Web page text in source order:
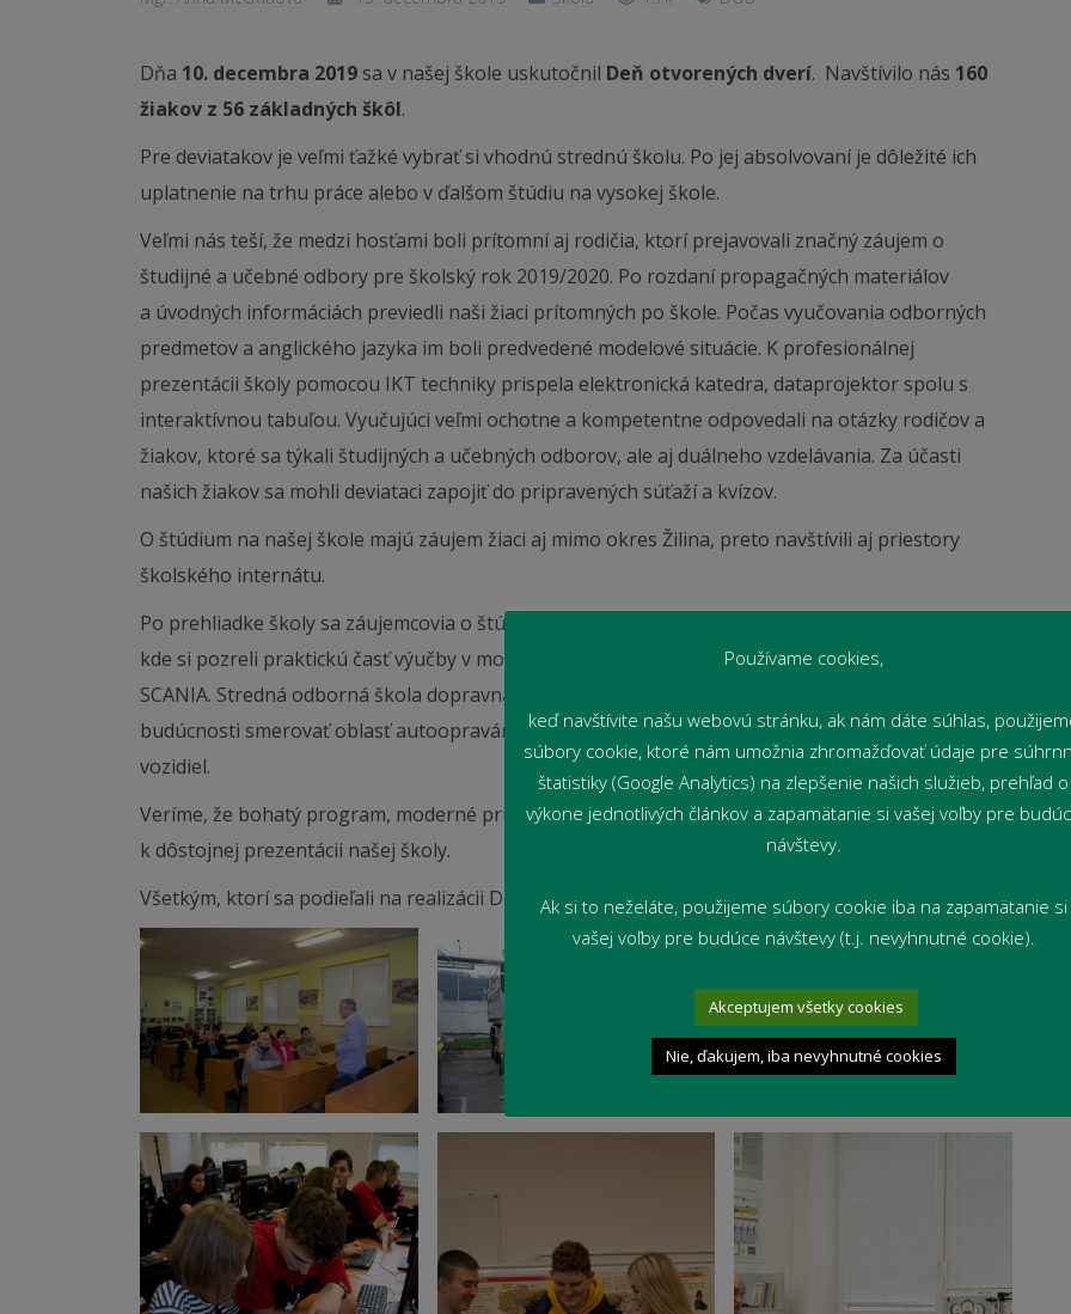
Dňa 10. decembra 2019 sa v našej škole uskutočnil Deň otvorených dverí. Navštívilo nás 160
žiakov z 56 základných škôl.
Pre deviatakov je veľmi ťažké vybrať si vhodnú strednú školu. Po jej absolvovaní je dôležité ich
uplatnenie na trhu práce alebo v ďalšom štúdiu na vysokej škole.
Veľmi nás teší, že medzi hosťami boli prítomní aj rodičia, ktorí prejavovali značný záujem o
študijné a učebné odbory pre školský rok 2019/2020. Po rozdaní propagačných materiálov
a úvodných informáciách previedli naši žiaci prítomných po škole. Počas vyučovania odborných
predmetov a anglického jazyka im boli predvedené modelové situácie. K profesionálnej
prezentácii školy pomocou IKT techniky prispela elektronická katedra, dataprojektor spolu s
interaktívnou tabuľou. Vyučujúci veľmi ochotne a kompetentne odpovedali na otázky rodičov a
žiakov, ktoré sa týkali študijných a učebných odborov, ale aj duálneho vzdelávania. Za účasti
našich žiakov sa mohli deviataci zapojiť do pripravených súťaží a kvízov.
O štúdium na našej škole majú záujem žiaci aj mimo okres Žilina, preto navštívili aj priestory
školského internátu.
Po prehliadke školy sa záujemcovia o štúdium presunuli do Školských dielní na Košickej 2, Žilina,
kde si pozreli praktickú časť výučby v moderných dielňach a tiež pristavené vozidlo spoločnosti
SCANIA. Stredná odborná škola dopravná v spolupráci so spoločnosťou SCANIA plánuje v blízkej
budúcnosti smerovať oblasť autoopravár – mechanik aj na opravu nákladných motorových
vozidiel.
Veríme, že bohatý program, moderné priestory školy, školských dielní a internátu prispeli
k dôstojnej prezentácii našej školy.
Všetkým, ktorí sa podieľali na realizácii DOD patrí veľké poďakovanie.
Používame cookies,
keď navštívite našu webovú stránku, ak nám dáte súhlas,
súbory cookie, ktoré nám umožnia zhromažďovať údaje pre
štatistiky (Google Analytics) na zlepšenie našich služieb, prehľad o
výkone jednotlivých článkov a zapamätanie si vašej voľby pre
návštevy.
Ak si to neželáte, použijeme súbory cookie iba na zapamätanie si
vašej voľby pre budúce návštevy (t.j. nevyhnutné cookie).
Akceptujem všetky cookies
Nie, ďakujem, iba nevyhnutné cookies